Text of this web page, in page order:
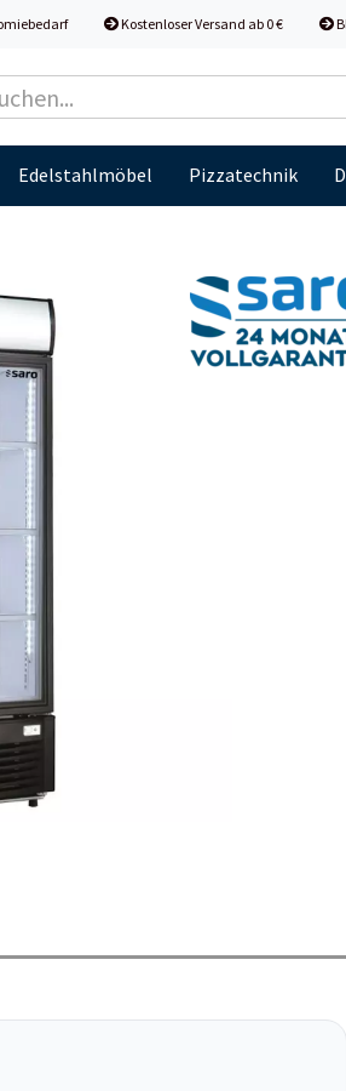
Kostenloser Versand ab 0 €
Edelstahlmöbel Pizzatechnik